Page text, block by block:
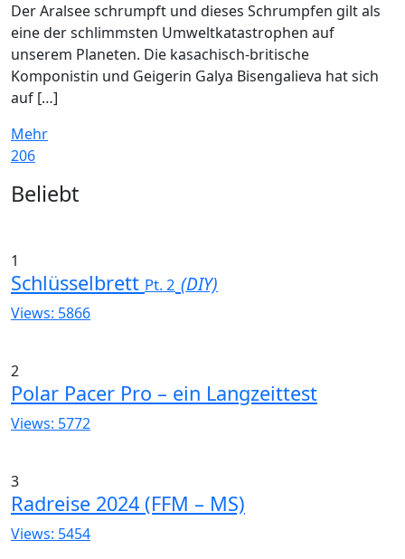
Der Aralsee schrumpft und dieses Schrumpfen gilt als
eine der schlimmsten Umweltkatastrophen auf
unserem Planeten. Die kasachisch-britische
Komponistin und Geigerin Galya Bisengalieva hat sich
auf […]
Mehr
206
Widgets
Beliebt
1
Schlüsselbrett Pt. 2 (DIY)
Views: 5866
2
Polar Pacer Pro – ein Langzeittest
Views: 5772
3
Radreise 2024 (FFM – MS)
Views: 5454